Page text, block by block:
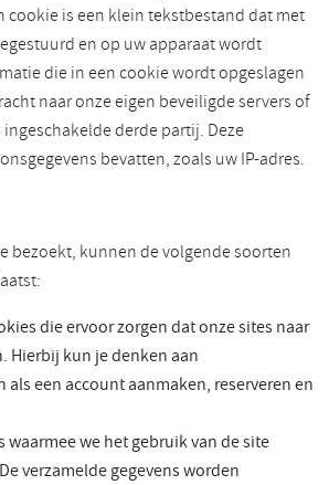
cookie is een klein tekstbestand dat met
en op uw apparaat wordt
die in een cookie wordt opgeslagen
naar onze eigen beveiligde servers of
derde partij. Deze
bevatten, zoals uw IP-adres.
bezoekt, kunnen de volgende soorten
die ervoor zorgen dat onze sites naar
Hierbij kun je denken aan
een account aanmaken, reserveren en
waarmee we het gebruik van de site
verzamelde gegevens worden